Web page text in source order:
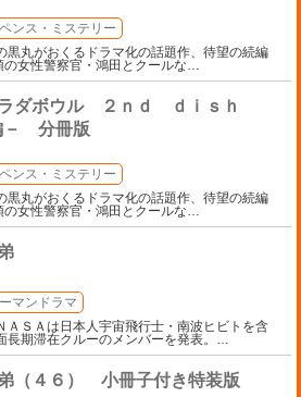
ンス・ミステリー
黒丸がおくるドラマ化の話題作、待望の続編
の女性警察官・鴻田とクールな
ダボウル ２ｎｄ ｄｉｓｈ
－ 分冊版
ンス・ミステリー
黒丸がおくるドラマ化の話題作、待望の続編
の女性警察官・鴻田とクールな
マンドラマ
ＡＳＡは日本人宇宙飛行士・南波ヒビトを含
長期滞在クルーのメンバーを発表。
（４６） 小冊子付き特装版